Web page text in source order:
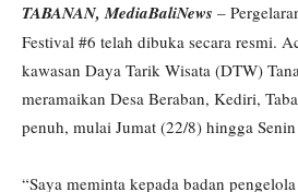
TABANAN, MediaBaliNews –
Festival #6 telah dibuka secara resmi.
kawasan Daya Tarik Wisata (DTW)
meramaikan Desa Beraban, Kediri,
penuh, mulai Jumat (22/8) hingga
“Saya meminta kepada badan